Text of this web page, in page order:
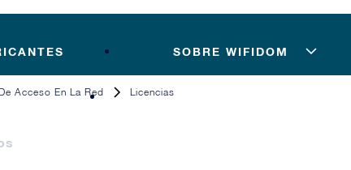
SOBRE WIFIDOM
Acceso En La Red Licencias